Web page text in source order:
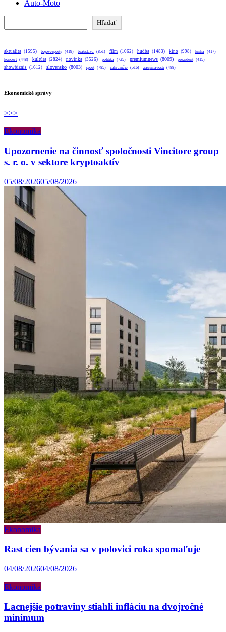
Auto-Moto
Hľadať
aktualita (1595) bojovesporty (419) bratislava (851) film (1062) hudba (1483) kino (998) kniha (417)
koncert (448) kultúra (2824) novinka (3526) politika (725) premiumnews (8009) prezident (415)
showbiznis (1612) slovensko (8003) sport (785) zahraničie (516) zaujímavosti (488)
Ekonomické správy
>>>
Ekonomika
Upozornenie na činnosť spoločnosti Vincitore group
s. r. o. v sektore kryptoaktív
05/08/202605/08/2026
Ekonomika
Rast cien bývania sa v polovici roka spomaľuje
04/08/202604/08/2026
Ekonomika
Lacnejšie potraviny stiahli infláciu na dvojročné
minimum